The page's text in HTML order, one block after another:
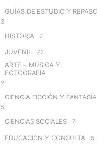
GUÍAS DE ESTUDIO Y REPASO
3
HISTORIA 2
JUVENIL 72
ARTE – MÚSICA Y
FOTOGRAFÍA
2
CIENCIA FICCIÓN Y FANTASÍA
5
CIENCIAS SOCIALES 7
EDUCACIÓN Y CONSULTA 5